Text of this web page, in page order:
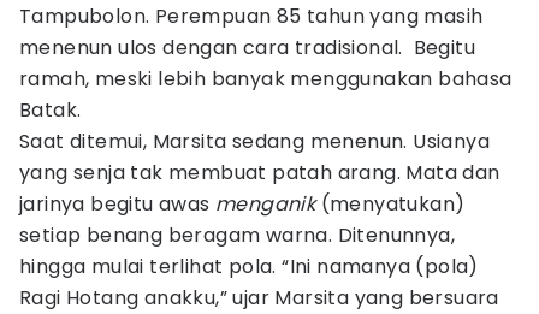
Tampubolon. Perempuan 85 tahun yang masih
menenun ulos dengan cara tradisional. Begitu
ramah, meski lebih banyak menggunakan bahasa
Batak.
Saat ditemui, Marsita sedang menenun. Usianya
yang senja tak membuat patah arang. Mata dan
jarinya begitu awas menganik(menyatukan)
setiap benang beragam warna. Ditenunnya,
hingga mulai terlihat pola. “Ini namanya (pola)
Ragi Hotang anakku,” ujar Marsita yang bersuara